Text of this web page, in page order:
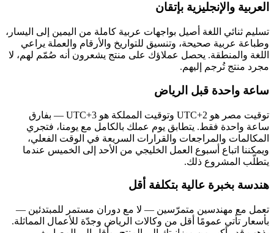
العربية والإنجليزية بإتقان
تسليم ثنائي اللغة أصيل بواجهات عربية كاملة من اليمين إلى اليسار،
وطباعة عربية صحيحة، وتنسيق للتواريخ والأرقام والعملة يراعي
اللغة والمنطقة. يحصل عملاؤك على منتج يشعرون أنه صُمّم لهم، لا
مجرد منتج تُرجم إليهم.
ساعة واحدة قبل الرياض
توقيت مصر هو UTC+2 وتوقيت المملكة هو UTC+3 — بفارق
ساعة واحدة فقط. يتطابق يوم عملك بالكامل مع يومنا، فتجري
المكالمات والمراجعات والقرارات السريعة في الوقت الفعلي،
ويمكننا اتباع أسبوع العمل الخليجي من الأحد إلى الخميس عندما
يتطلّب المشروع ذلك.
هندسة بخبرة عالية بتكلفة أقل
تعمل مع مهندسين متمرّسين — لا مع دوران مستمر للمبتدئين —
بأسعار تأتي عمومًا أقل من وكالات الرياض وجدّة للأعمال المماثلة.